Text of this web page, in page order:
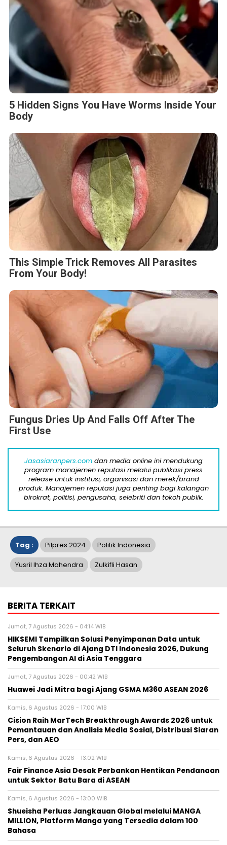
5 Hidden Signs You Have Worms Inside Your
Body
This Simple Trick Removes All Parasites
From Your Body!
Fungus Dries Up And Falls Off After The
First Use
Jasasiaranpers.com dan media online ini mendukung
program manajemen reputasi melalui publikasi press
release untuk institusi, organisasi dan merek/brand
produk. Manajemen reputasi juga penting bagi kalangan
birokrat, politisi, pengusaha, selebriti dan tokoh publik.
Tag : Pilpres 2024 Politik Indonesia
Yusril Ihza Mahendra Zulkifli Hasan
BERITA TERKAIT
Jumat, 7 Agustus 2026 - 04:14 WIB
HIKSEMI Tampilkan Solusi Penyimpanan Data untuk
Seluruh Skenario di Ajang DTI Indonesia 2026, Dukung
Pengembangan AI di Asia Tenggara
Jumat, 7 Agustus 2026 - 00:42 WIB
Huawei Jadi Mitra bagi Ajang GSMA M360 ASEAN 2026
Kamis, 6 Agustus 2026 - 17:00 WIB
Cision Raih MarTech Breakthrough Awards 2026 untuk
Pemantauan dan Analisis Media Sosial, Distribusi Siaran
Pers, dan AEO
Kamis, 6 Agustus 2026 - 13:02 WIB
Fair Finance Asia Desak Perbankan Hentikan Pendanaan
untuk Sektor Batu Bara di ASEAN
Kamis, 6 Agustus 2026 - 13:00 WIB
Shueisha Perluas Jangkauan Global melalui MANGA
MILLION, Platform Manga yang Tersedia dalam 100
Bahasa